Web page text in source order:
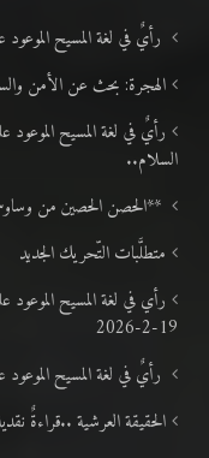
رأيٌ في لغة المسيح الموعود
الهجرة: بحث عن الأمن
السلام..
**الحصن الحصين من
متطلَّبات التّحريك الجديد
19-2-2026
رأيٌ في لغة المسيح الموعود عليه السلام ..1 في
الحقيقة العرشية ..قراءةٌ